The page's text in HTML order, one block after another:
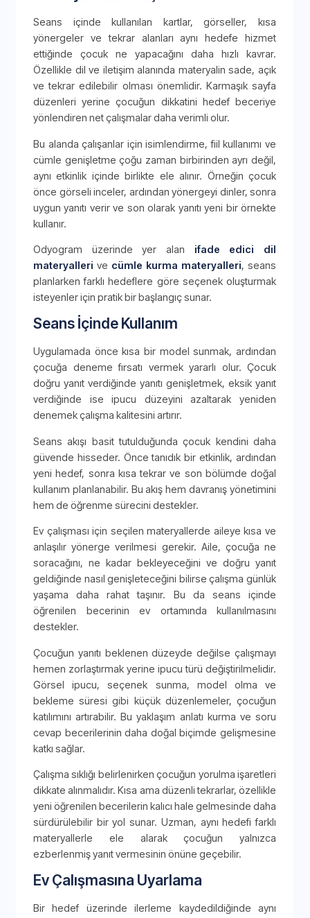
Seans içinde kullanılan kartlar, görseller, kısa
yönergeler ve tekrar alanları aynı hedefe hizmet
ettiğinde çocuk ne yapacağını daha hızlı kavrar.
Özellikle dil ve iletişim alanında materyalin sade, açık
ve tekrar edilebilir olması önemlidir. Karmaşık sayfa
düzenleri yerine çocuğun dikkatini hedef beceriye
yönlendiren net çalışmalar daha verimli olur.
Bu alanda çalışanlar için isimlendirme, fiil kullanımı ve
cümle genişletme çoğu zaman birbirinden ayrı değil,
aynı etkinlik içinde birlikte ele alınır. Örneğin çocuk
önce görseli inceler, ardından yönergeyi dinler, sonra
uygun yanıtı verir ve son olarak yanıtı yeni bir örnekte
kullanır.
Odyogram üzerinde yer alan ifade edici dil
materyalleri ve cümle kurma materyalleri, seans
planlarken farklı hedeflere göre seçenek oluşturmak
isteyenler için pratik bir başlangıç sunar.
Seans İçinde Kullanım
Uygulamada önce kısa bir model sunmak, ardından
çocuğa deneme fırsatı vermek yararlı olur. Çocuk
doğru yanıt verdiğinde yanıtı genişletmek, eksik yanıt
verdiğinde ise ipucu düzeyini azaltarak yeniden
denemek çalışma kalitesini artırır.
Seans akışı basit tutulduğunda çocuk kendini daha
güvende hisseder. Önce tanıdık bir etkinlik, ardından
yeni hedef, sonra kısa tekrar ve son bölümde doğal
kullanım planlanabilir. Bu akış hem davranış yönetimini
hem de öğrenme sürecini destekler.
Ev çalışması için seçilen materyallerde aileye kısa ve
anlaşılır yönerge verilmesi gerekir. Aile, çocuğa ne
soracağını, ne kadar bekleyeceğini ve doğru yanıt
geldiğinde nasıl genişleteceğini bilirse çalışma günlük
yaşama daha rahat taşınır. Bu da seans içinde
öğrenilen becerinin ev ortamında kullanılmasını
destekler.
Çocuğun yanıtı beklenen düzeyde değilse çalışmayı
hemen zorlaştırmak yerine ipucu türü değiştirilmelidir.
Görsel ipucu, seçenek sunma, model olma ve
bekleme süresi gibi küçük düzenlemeler, çocuğun
katılımını artırabilir. Bu yaklaşım anlatı kurma ve soru
cevap becerilerinin daha doğal biçimde gelişmesine
katkı sağlar.
Çalışma sıklığı belirlenirken çocuğun yorulma işaretleri
dikkate alınmalıdır. Kısa ama düzenli tekrarlar, özellikle
yeni öğrenilen becerilerin kalıcı hale gelmesinde daha
sürdürülebilir bir yol sunar. Uzman, aynı hedefi farklı
materyallerle ele alarak çocuğun yalnızca
ezberlenmiş yanıt vermesinin önüne geçebilir.
Ev Çalışmasına Uyarlama
Bir hedef üzerinde ilerleme kaydedildiğinde aynı